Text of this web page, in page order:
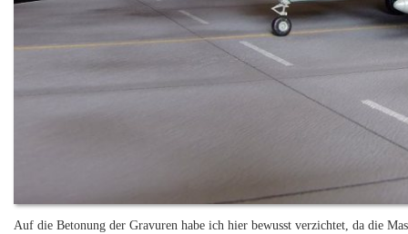
Auf die Betonung der Gravuren habe ich hier bewusst verzichtet, da die